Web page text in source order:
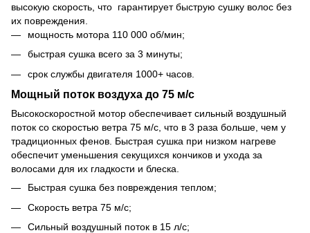
высокую скорость, что гарантирует быструю сушку волос без
их повреждения.
мощность мотора 110 000 об/мин;
быстрая сушка всего за 3 минуты;
срок службы двигателя 1000+ часов.
Мощный поток воздуха до 75 м/с
Высокоскоростной мотор обеспечивает сильный воздушный
поток со скоростью ветра 75 м/с, что в 3 раза больше, чем у
традиционных фенов. Быстрая сушка при низком нагреве
обеспечит уменьшения секущихся кончиков и ухода за
волосами для их гладкости и блеска.
Быстрая сушка без повреждения теплом;
Скорость ветра 75 м/с;
Сильный воздушный поток в 15 л/с;